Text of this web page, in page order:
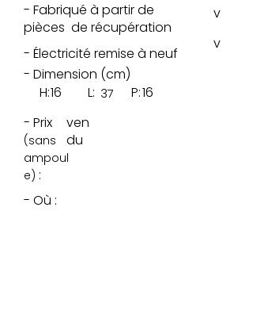
- Fabriqué à partir de
pièces de récupération
- Électricité remise à neuf
v
v
- Dimension (cm)
H:
L:
16 P:16
37
- Prix
(sans
ampoul
e) :
ven
du
- Où :